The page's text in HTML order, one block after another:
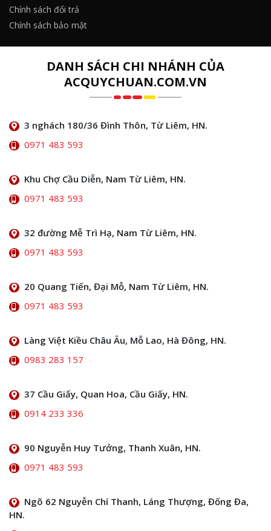
Chính sách đổi trả
Chính sách bảo mật
DANH SÁCH CHI NHÁNH CỦA
ACQUYCHUAN.COM.VN
3 nghách 180/36 Đình Thôn, Từ Liêm, HN.
0971 483 593
Khu Chợ Cầu Diễn, Nam Từ Liêm, HN.
0971 483 593
32 đường Mễ Trì Hạ, Nam Từ Liêm, HN.
0971 483 593
20 Quang Tiến, Đại Mỗ, Nam Từ Liêm, HN.
0971 483 593
Làng Việt Kiều Châu Âu, Mỗ Lao, Hà Đông, HN.
0983 283 157
37 Cầu Giấy, Quan Hoa, Cầu Giấy, HN.
0914 233 336
90 Nguyễn Huy Tưởng, Thanh Xuân, HN.
0971 483 593
Ngõ 62 Nguyễn Chí Thanh, Láng Thượng, Đống Đa,
HN.